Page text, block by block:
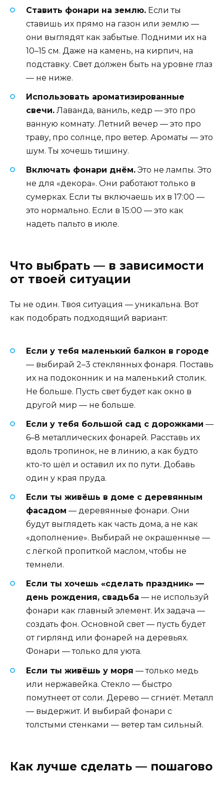
Ставить фонари на землю. Если ты
ставишь их прямо на газон или землю —
они выглядят как забытые. Подними их на
10–15 см. Даже на камень, на кирпич, на
подставку. Свет должен быть на уровне глаз
— не ниже.
Использовать ароматизированные
свечи. Лаванда, ваниль, кедр — это про
ванную комнату. Летний вечер — это про
траву, про солнце, про ветер. Ароматы — это
шум. Ты хочешь тишину.
Включать фонари днём. Это не лампы. Это
не для «декора». Они работают только в
сумерках. Если ты включаешь их в 17:00 —
это нормально. Если в 15:00 — это как
надеть пальто в июле.
Что выбрать — в зависимости
от твоей ситуации
Ты не один. Твоя ситуация — уникальна. Вот
как подобрать подходящий вариант:
Если у тебя маленький балкон в городе
— выбирай 2–3 стеклянных фонаря. Поставь
их на подоконник и на маленький столик.
Не больше. Пусть свет будет как окно в
другой мир — не больше.
Если у тебя большой сад с дорожками —
6–8 металлических фонарей. Расставь их
вдоль тропинок, не в линию, а как будто
кто-то шёл и оставил их по пути. Добавь
один у края пруда.
Если ты живёшь в доме с деревянным
фасадом — деревянные фонари. Они
будут выглядеть как часть дома, а не как
«дополнение». Выбирай не окрашенные —
с лёгкой пропиткой маслом, чтобы не
темнели.
Если ты хочешь «сделать праздник» —
день рождения, свадьба — не используй
фонари как главный элемент. Их задача —
создать фон. Основной свет — пусть будет
от гирлянд или фонарей на деревьях.
Фонари — только для уюта.
Если ты живёшь у моря — только медь
или нержавейка. Стекло — быстро
помутнеет от соли. Дерево — сгниёт. Металл
— выдержит. И выбирай фонари с
толстыми стенками — ветер там сильный.
Как лучше сделать — пошагово